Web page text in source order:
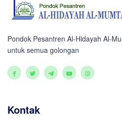
Pondok Pesantren Al-Hidayah Al-
untuk semua golongan
Kontak